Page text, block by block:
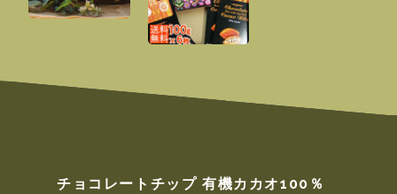
チョコレートチップ 有機カカオ100％